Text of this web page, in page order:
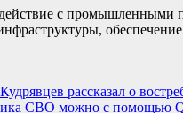
с промышленными
рассказал о
СВО можно с помощью